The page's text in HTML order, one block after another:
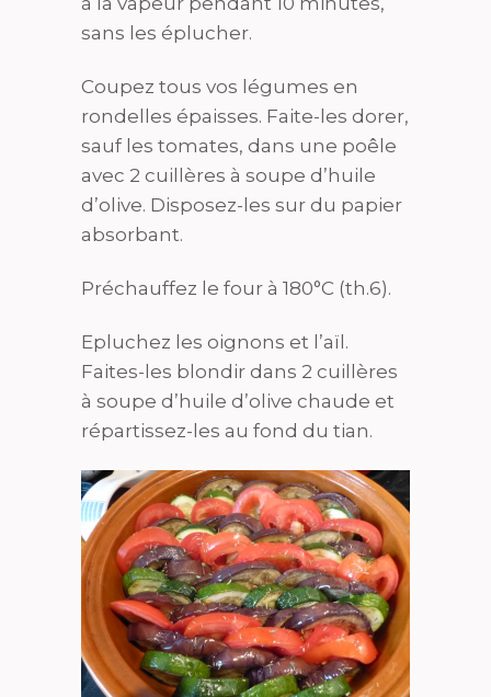
sans les éplucher.
Coupez tous vos légumes en
rondelles épaisses. Faite-les dorer,
sauf les tomates, dans une poêle
avec 2 cuillères à soupe d’huile
d’olive. Disposez-les sur du papier
absorbant.
Préchauffez le four à 180°C (th.6).
Epluchez les oignons et l’aïl.
Faites-les blondir dans 2 cuillères
à soupe d’huile d’olive chaude et
répartissez-les au fond du tian.